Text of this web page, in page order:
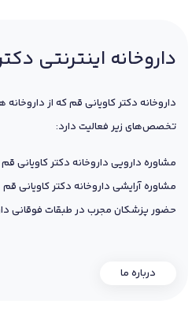
داروخانه اینترنتی
داروخانه دکتر کاویانی قم که از
تخصص‌های زیر فعالیت دارد:
مشاوره دارویی داروخانه دکتر کاویانی قم
مشاوره آرایشی داروخانه دکتر کاویانی قم
حضور پزشکان مجرب در طبقات فوقانی
درباره ما